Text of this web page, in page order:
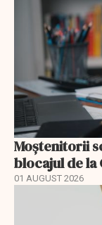
Moștenitorii
blocajul de la
01 AUGUST 2026